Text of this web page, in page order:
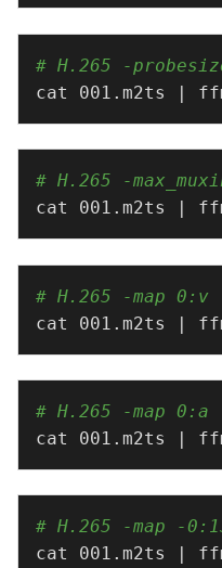
# H.265 -
cat 001.m2ts |
# H.265 -
cat 001.m2ts |
# H.265 -map 0:v
cat 001.m2ts |
# H.265 -map 0:a
cat 001.m2ts |
# H.265 -map -
cat 001.m2ts |